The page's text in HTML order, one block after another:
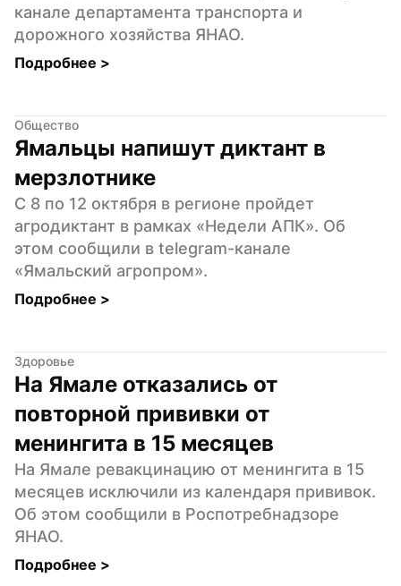
канале департамента транспорта и
дорожного хозяйства ЯНАО.
Подробнее >
Общество
Ямальцы напишут диктант в
мерзлотнике
С 8 по 12 октября в регионе пройдет
агродиктант в рамках «Недели АПК». Об
этом сообщили в telegram-канале
«Ямальский агропром».
Подробнее >
Здоровье
На Ямале отказались от
повторной прививки от
менингита в 15 месяцев
На Ямале ревакцинацию от менингита в 15
месяцев исключили из календаря прививок.
Об этом сообщили в Роспотребнадзоре
ЯНАО.
Подробнее >